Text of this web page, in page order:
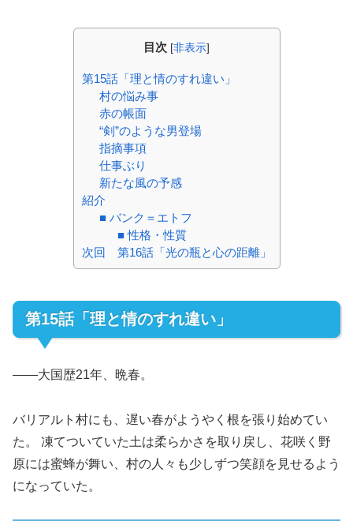
目次 [非表示]
第15話「理と情のすれ違い」
村の悩み事
赤の帳面
“剣”のような男登場
指摘事項
仕事ぶり
新たな風の予感
紹介
■ バンク＝エトフ
■ 性格・性質
次回 第16話「光の瓶と心の距離」
第15話「理と情のすれ違い」
――大国歴21年、晩春。
バリアルト村にも、遅い春がようやく根を張り始めてい
た。 凍てついていた土は柔らかさを取り戻し、花咲く野
原には蜜蜂が舞い、村の人々も少しずつ笑顔を見せるよう
になっていた。